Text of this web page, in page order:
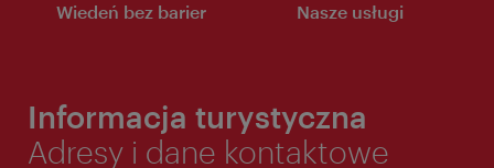
Wiedeń bez barier Nasze usługi
Informacja turystyczna
Adresy i dane kontaktowe